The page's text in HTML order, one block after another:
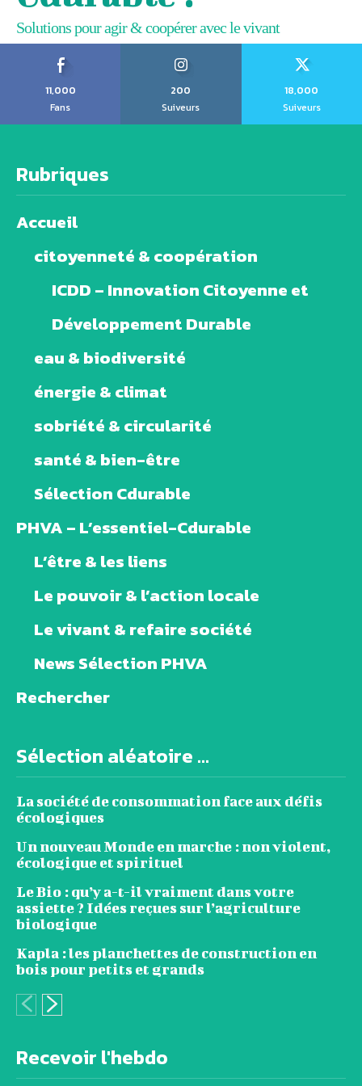
Solutions pour agir & coopérer avec le vivant
11,000
Fans
200
Suiveurs
18,000
Suiveurs
Rubriques
Accueil
citoyenneté & coopération
ICDD – Innovation Citoyenne et
Développement Durable
eau & biodiversité
énergie & climat
sobriété & circularité
santé & bien-être
Sélection Cdurable
PHVA – L’essentiel-Cdurable
L’être & les liens
Le pouvoir & l’action locale
Le vivant & refaire société
News Sélection PHVA
Rechercher
Sélection aléatoire ...
La société de consommation face aux défis
écologiques
Un nouveau Monde en marche : non violent,
écologique et spirituel
Le Bio : qu’y a-t-il vraiment dans votre
assiette ? Idées reçues sur l’agriculture
biologique
Kapla : les planchettes de construction en
bois pour petits et grands
Recevoir l'hebdo